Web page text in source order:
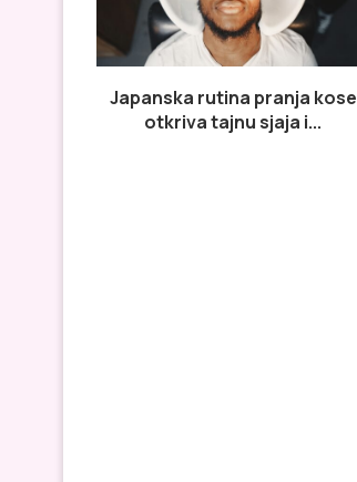
Japanska rutina pranja kose
otkriva tajnu sjaja i...